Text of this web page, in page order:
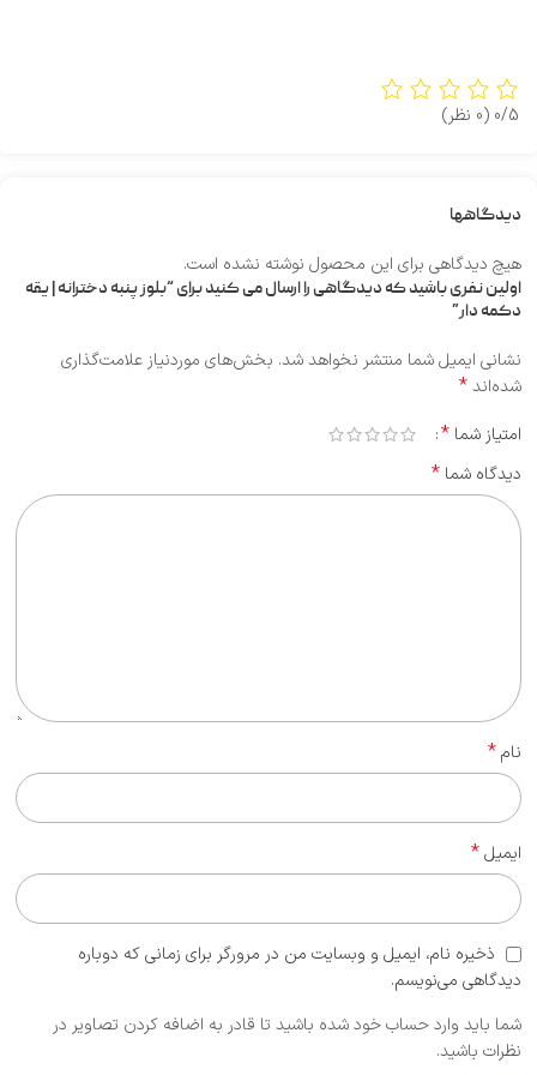
0/5 (0 نظر)
دیدگاهها
هیچ دیدگاهی برای این محصول نوشته نشده است.
اولین نفری باشید که دیدگاهی را ارسال می کنید برای “بلوز پنبه دخترانه | یقه
دکمه دار”
نشانی ایمیل شما منتشر نخواهد شد. بخش‌های موردنیاز علامت‌گذاری
شده‌اند*
امتیاز شما *
دیدگاه شما *
نام*
ایمیل*
ذخیره نام، ایمیل و وبسایت من در مرورگر برای زمانی که دوباره
دیدگاهی می‌نویسم.
شما باید وارد حساب خود شده باشید تا قادر به اضافه کردن تصاویر در
نظرات باشید.